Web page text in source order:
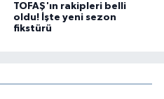
TOFAŞ'ın rakipleri belli
oldu! İşte yeni sezon
fikstürü